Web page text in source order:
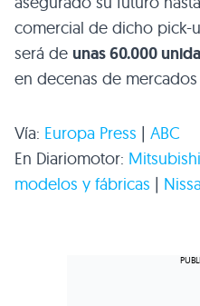
comercial de dicho pick-
será de unas 60.000
en decenas de
Vía: Europa Press | ABC
En Diariomotor:
modelos y fábricas |